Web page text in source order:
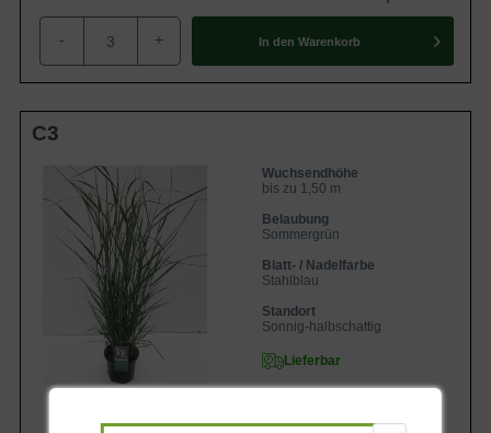
- + In den Warenkorb
C3
Wuchsendhöhe
bis zu 1,50 m
Belaubung
Sommergrün
Blatt- / Nadelfarbe
Stahlblau
Standort
Sonnig-halbschattig
Lieferbar